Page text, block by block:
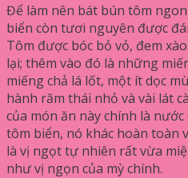
Để làm nên bát bún tôm
biển còn tươi nguyên được
Tôm được bóc bỏ vỏ, đem
lại; thêm vào đó là những
miếng chả lá lốt, một ít dọc
hành răm thái nhỏ và vài lát
của món ăn này chính là
tôm biển, nó khác hoàn toàn
là vị ngọt tự nhiên rất vừa
như vị ngọn của mỳ chính.